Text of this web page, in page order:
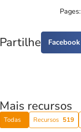
Pages:
Partilhe Facebook
Mais recursos
Todas Recursos 519